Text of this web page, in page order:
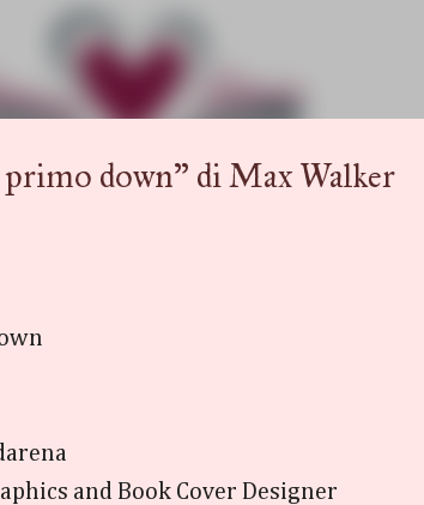
down" di Max Walker
and Book Cover Designer